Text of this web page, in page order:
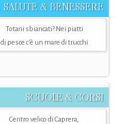
SALUTE & BENESSERE
Totani sbiancati? Nei piatti
di pesce c'è un mare di trucchi
SCUOLE & CORSI
Centro velico di Caprera,